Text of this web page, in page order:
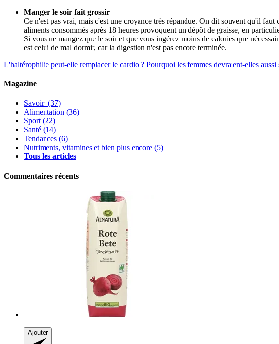
Manger le soir fait grossir
Ce n'est pas vrai, mais c'est une croyance très répandue. On dit souvent qu'il
aliments consommés après 18 heures provoquent un dépôt de graisse, en
Si vous ne mangez que le soir et que vous ingérez moins de calories que
est celui de mal dormir, car la digestion n'est pas encore terminée.
L'haltérophilie peut-elle remplacer le cardio ? Pourquoi les femmes devraient-elles aussi
Magazine
Savoir (37)
Alimentation (36)
Sport(22)
Santé (14)
Tendances (6)
Nutriments, vitamines et bien plus encore (5)
Tous les articles
Commentaires récents
Ajouter